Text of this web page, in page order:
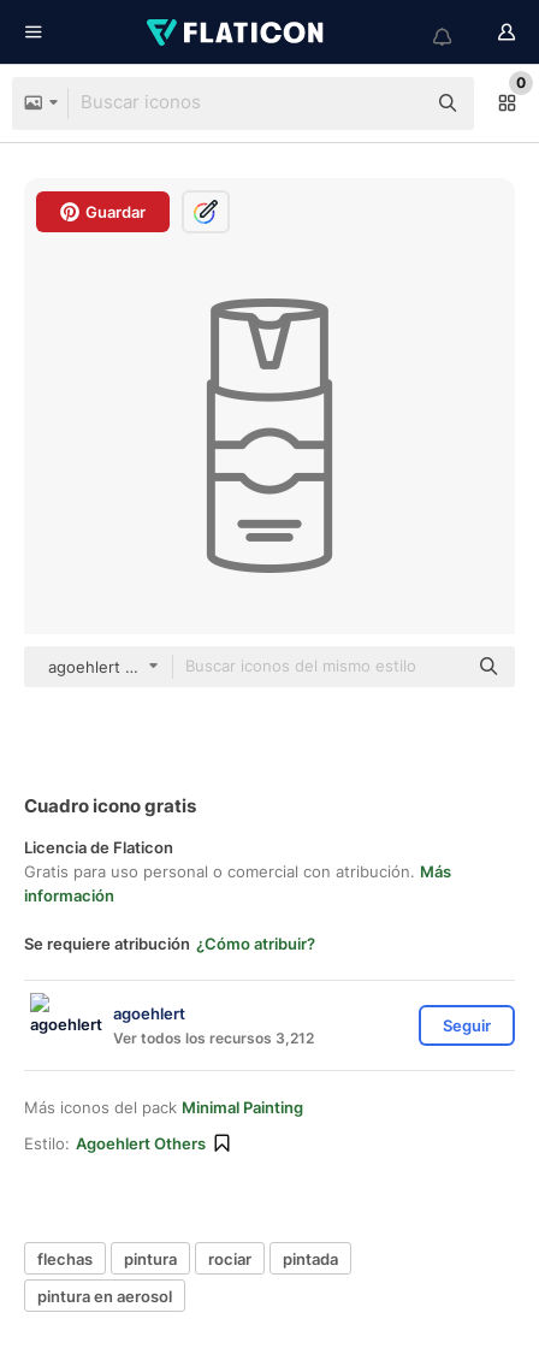
0
Guardar
agoehlert Others
Cuadro icono gratis
Licencia de Flaticon
Gratis para uso personal o comercial con atribución. Más
información
Se requiere atribución ¿Cómo atribuir?
agoehlert
Ver todos los recursos 3,212
Seguir
Más iconos del pack Minimal Painting
Estilo: Agoehlert Others
flechas pintura rociar
pintada
pintura en aerosol